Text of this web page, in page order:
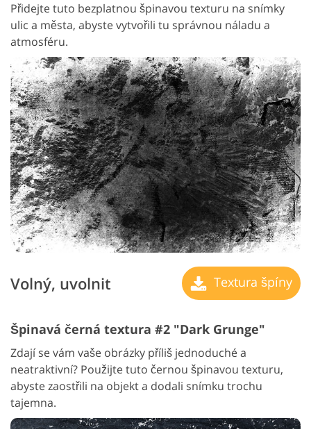
Přidejte tuto bezplatnou špinavou texturu na snímky
ulic a města, abyste vytvořili tu správnou náladu a
atmosféru.
Volný, uvolnit Textura špíny
Špinavá černá textura #2 "Dark Grunge"
Zdají se vám vaše obrázky příliš jednoduché a
neatraktivní? Použijte tuto černou špinavou texturu,
abyste zaostřili na objekt a dodali snímku trochu
tajemna.